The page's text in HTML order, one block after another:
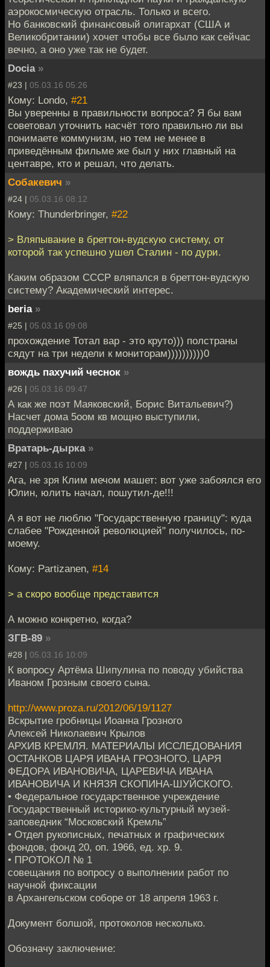
аэрокосмическую отрасль. Только и всего.
Но банковский финансовый олигархат (США и
Великобритании) хочет чтобы все было как сейчас
вечно, а оно уже так не будет.
Docia »
#23 | 05.03.16 05:26
Кому: Londo, #21
Вы уверенны в правильности вопроса? Я бы вам
советовал уточнить насчёт того правильно ли вы
понимаете коммунизм, но тем не менее в
приведённым фильме же был у них главный на
центавре, кто и решал, что делать.
Собакевич »
#24 | 05.03.16 08:12
Кому: Thunderbringer, #22
> Вляпывание в бреттон-вудскую систему, от
которой так успешно ушел Сталин - по дури.
Каким образом СССР вляпался в бреттон-вудскую
систему? Академический интерес.
beria »
#25 | 05.03.16 09:08
прохождение Тотал вар - это круто))) полстраны
сядут на три недели к мониторам))))))))))0
вождь пахучий чеснок »
#26 | 05.03.16 09:47
А как же поэт Маяковский, Борис Витальевич?)
Насчет дома 5оом кв мощно выступили,
поддерживаю
Вратарь-дырка »
#27 | 05.03.16 10:09
Ага, не зря Клим мечом машет: вот уже забоялся его
Юлин, юлить начал, пошутил-де!!!
А я вот не люблю "Государственную границу": куда
слабее "Рожденной революцией" получилось, по-
моему.
Кому: Partizanen, #14
> а скоро вообще представится
А можно конкретно, когда?
ЗГВ-89 »
#28 | 05.03.16 10:09
К вопросу Артёма Шипулина по поводу убийства
Иваном Грозным своего сына.
http://www.proza.ru/2012/06/19/1127
Вскрытие гробницы Иоанна Грозного
Алексей Николаевич Крылов
АРХИВ КРЕМЛЯ. МАТЕРИАЛЫ ИССЛЕДОВАНИЯ
ОСТАНКОВ ЦАРЯ ИВАНА ГРОЗНОГО, ЦАРЯ
ФЕДОРА ИВАНОВИЧА, ЦАРЕВИЧА ИВАНА
ИВАНОВИЧА И КНЯЗЯ СКОПИНА-ШУЙСКОГО.
• Федеральное государственное учреждение
Государственный историко-культурный музей-
заповедник “Московский Кремль”
• Отдел рукописных, печатных и графических
фондов, фонд 20, оп. 1966, ед. хр. 9.
• ПРОТОКОЛ № 1
совещания по вопросу о выполнении работ по
научной фиксации
в Архангельском соборе от 18 апреля 1963 г.
Документ болшой, протоколов несколько.
Обозначу заключение: